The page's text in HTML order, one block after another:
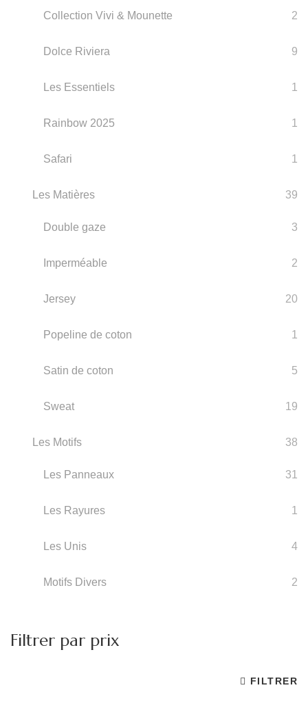
Collection Vivi & Mounette 2
Dolce Riviera 9
Les Essentiels 1
Rainbow 2025 1
Safari 1
Les Matières 39
Double gaze 3
Imperméable 2
Jersey 20
Popeline de coton 1
Satin de coton 5
Sweat 19
Les Motifs 38
Les Panneaux 31
Les Rayures 1
Les Unis 4
Motifs Divers 2
Filtrer par prix
FILTRER